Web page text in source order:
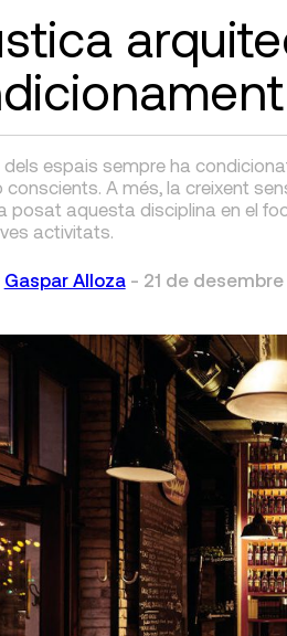
dels espais sempre ha
conscients. A més, la creixent
posat aquesta disciplina en el
activitats.
Gaspar Alloza- 21 de desembre